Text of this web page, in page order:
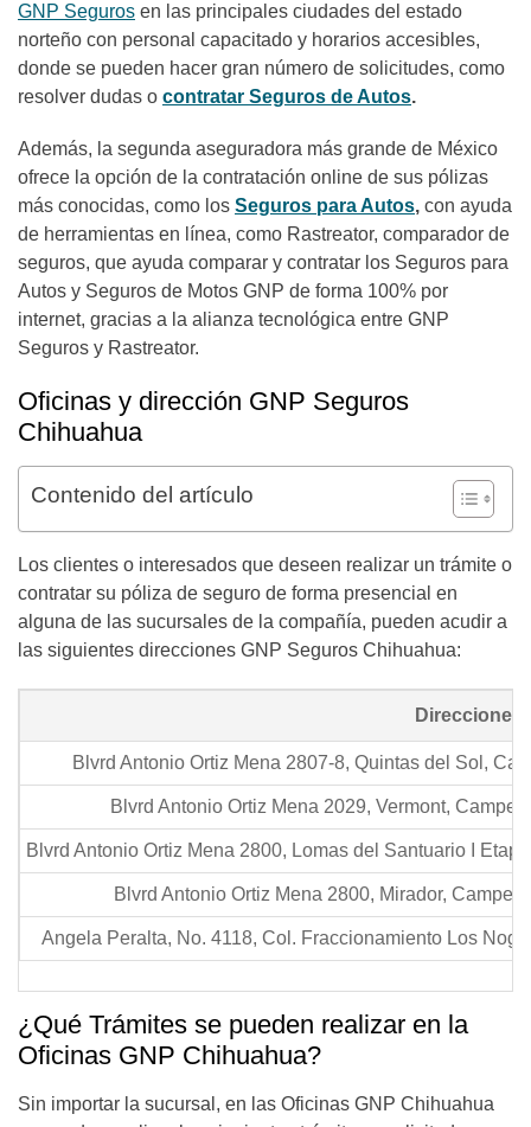
GNP Seguros en las principales ciudades del estado
norteño con personal capacitado y horarios accesibles,
donde se pueden hacer gran número de solicitudes, como
resolver dudas o contratar Seguros de Autos.
Además, la segunda aseguradora más grande de México
ofrece la opción de la contratación online de sus pólizas
más conocidas, como los Seguros para Autos, con ayuda
de herramientas en línea, como Rastreator, comparador de
seguros, que ayuda comparar y contratar los Seguros para
Autos y Seguros de Motos GNP de forma 100% por
internet, gracias a la alianza tecnológica entre GNP
Seguros y Rastreator.
Oficinas y dirección GNP Seguros
Chihuahua
Contenido del artículo
Los clientes o interesados que deseen realizar un trámite o
contratar su póliza de seguro de forma presencial en
alguna de las sucursales de la compañía, pueden acudir a
las siguientes direcciones GNP Seguros Chihuahua:
Direcciones
Blvrd Antonio Ortiz Mena 2807-8, Quintas del Sol,
Blvrd Antonio Ortiz Mena 2029, Vermont,
Blvrd Antonio Ortiz Mena 2800, Lomas del Santuario I
Blvrd Antonio Ortiz Mena 2800, Mirador,
Angela Peralta, No. 4118, Col. Fraccionamiento Los
¿Qué Trámites se pueden realizar en la
Oficinas GNP Chihuahua?
Sin importar la sucursal, en las Oficinas GNP Chihuahua